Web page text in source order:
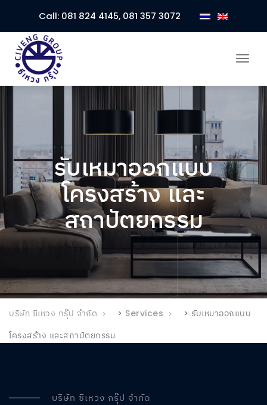
Call: 081 824 4145, 081 357 3072
รับเหมาออกแบบ
โครงสร้าง และ
สถาปัตยกรรม
บริษัท ซีเหวง กรุ๊ป จำกัด > Services > รับเหมาออกแบบ
โครงสร้าง และสถาปัตยกรรม
บริษัท ซีเหวง กรุ๊ป จำกัด